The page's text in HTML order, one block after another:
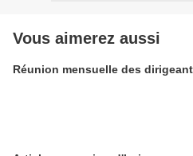
Vous aimerez aussi
Réunion mensuelle des